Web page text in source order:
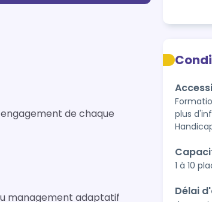
de chaque
management adaptatif
plus
1 à 10
Délai